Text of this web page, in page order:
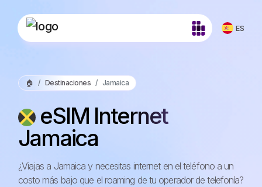
ES
🏠 Destinaciones Jamaica
eSIM Internet
Jamaica
¿Viajas a Jamaica y necesitas internet en el teléfono a un
costo más bajo que el roaming de tu operador de telefonía?